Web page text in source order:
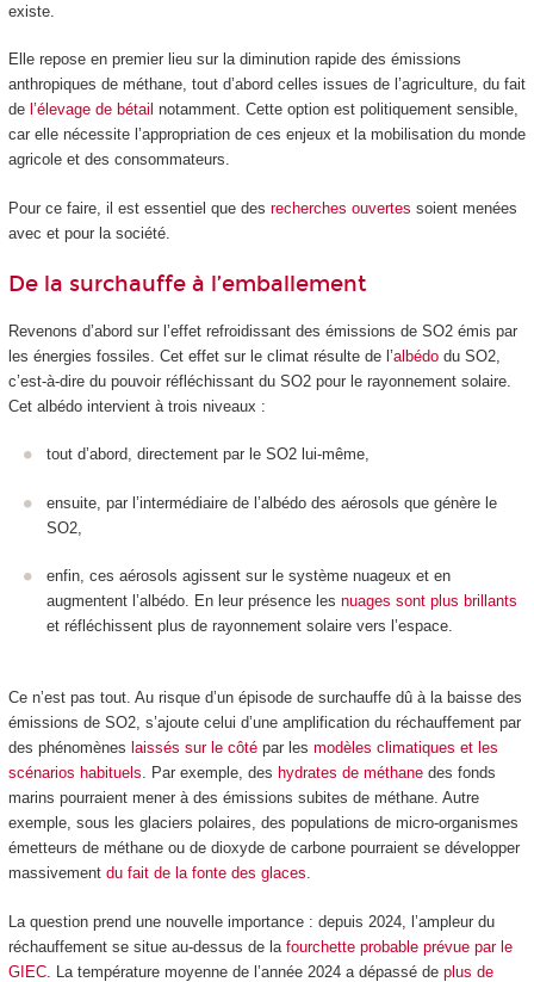
existe.
Elle repose en premier lieu sur la diminution rapide des émissions
anthropiques de méthane, tout d’abord celles issues de l’agriculture, du fait
de l’élevage de bétail notamment. Cette option est politiquement sensible,
car elle nécessite l’appropriation de ces enjeux et la mobilisation du monde
agricole et des consommateurs.
Pour ce faire, il est essentiel que des recherches ouvertes soient menées
avec et pour la société.
De la surchauffe à l’emballement
Revenons d’abord sur l’effet refroidissant des émissions de SO2émis par
les énergies fossiles. Cet effet sur le climat résulte de l’albédodu SO2,
c’est-à-dire du pouvoir réfléchissant du SO2pour le rayonnement solaire.
Cet albédo intervient à trois niveaux :
tout d’abord, directement par le SO2 lui-même,
ensuite, par l’intermédiaire de l’albédo des aérosols que génère le
SO2
enfin, ces aérosols agissent sur le système nuageux et en
augmentent l’albédo. En leur présence les nuages sont plus brillants
et réfléchissent plus de rayonnement solaire vers l’espace.
Ce n’est pas tout. Au risque d’un épisode de surchauffe dû à la baisse des
émissions de SO2, s’ajoute celui d’une amplification du réchauffement par
des phénomènes laissés sur le côtépar les modèles climatiques et les
scénarios habituels. Par exemple, des hydrates de méthanedes fonds
marins pourraient mener à des émissions subites de méthane. Autre
exemple, sous les glaciers polaires, des populations de micro-organismes
émetteurs de méthane ou de dioxyde de carbone pourraient se développer
massivement du fait de la fonte des glaces.
La question prend une nouvelle importance : depuis 2024, l’ampleur du
réchauffement se situe au-dessus de la fourchette probable prévue par le
GIEC. La température moyenne de l’année 2024 a dépassé de plus de